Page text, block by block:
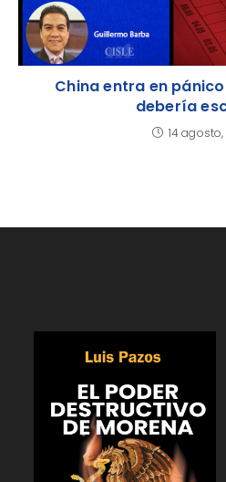
China entra en
debería
14